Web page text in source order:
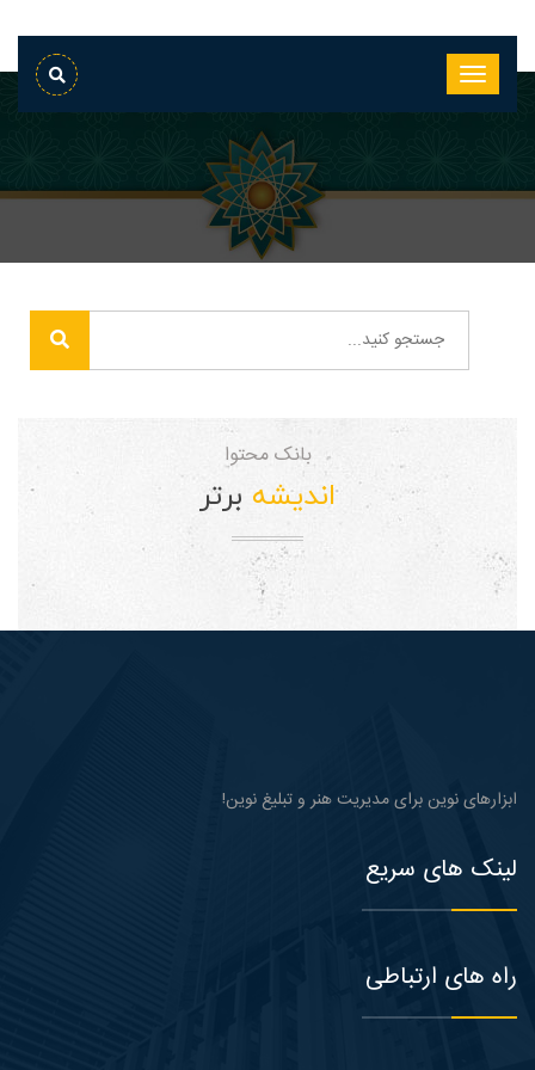
بانک محتوا
اندیشه برتر
ابزارهای نوین برای مدیریت هنر و تبلیغ نوین!
لینک های سریع
راه های ارتباطی